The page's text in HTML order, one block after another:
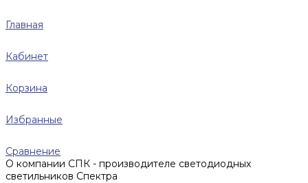
Главная
Кабинет
Корзина
Избранные
Сравнение
О компании СПК - производителе светодиодных
светильников Спектра